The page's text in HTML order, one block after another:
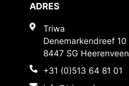
ADRES
Triwa
Denemarkendreef 10
8447 SG Heerenveen
+31 (0)513 64 81 01